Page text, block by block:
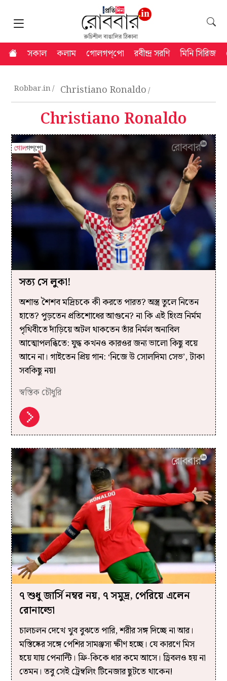
সকাল কলাম গোলগপ্‌পো রবীন্দ্র সরণি মিনি সিরিজ
Robbar.in Christiano Ronaldo
Christiano Ronaldo
সত্য সে লুকা!
অশান্ত শৈশব মদ্রিচকে কী করতে পারত? অস্ত্র তুলে নিতেন
হাতে? পুড়তেন প্রতিশোধের আগুনে? না কি এই হিংস্র নির্মম
পৃথিবীতে দাঁড়িয়ে অটল থাকতেন তাঁর নির্মল অনাবিল
আত্মোপলব্ধিতে: যুদ্ধ কখনও কারওর জন্য ভালো কিছু বয়ে
আনে না। গাইতেন প্রিয় গান: ‘নিজে উ সোলদিমা সেভ’, টাকা
সবকিছু নয়!
স্বস্তিক চৌধুরি
৭ শুধু জার্সি নম্বর নয়, ৭ সমুদ্র, পেরিয়ে এলেন
রোনাল্ডো
চালচলন দেখে খুব বুঝতে পারি, শরীর সঙ্গ দিচ্ছে না আর।
মস্তিষ্কের সঙ্গে পেশির সামঞ্জস্য ক্ষীণ হচ্ছে। যে কারণে মিস
হয়ে যায় পেনাল্টি। ফ্রি-কিকে ধার কমে আসে। ড্রিবলও হয় না
তেমন। তবু সেই ট্রেম্বলিং টিনেজার ছুটতে থাকেন!